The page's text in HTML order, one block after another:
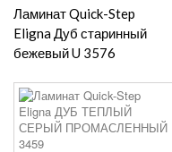
Ламинат Quick-Step
Eligna Дуб старинный
бежевый U 3576